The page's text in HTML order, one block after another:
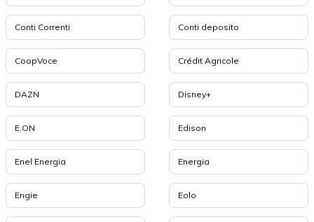
Conti Correnti Conti deposito
CoopVoce Crédit Agricole
DAZN Disney+
E.ON Edison
Enel Energia Energia
Engie Eolo